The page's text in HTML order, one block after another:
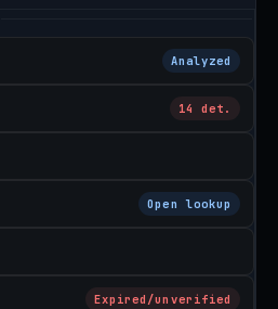
Analyzed
14 det.
Open lookup
Expired/unverified